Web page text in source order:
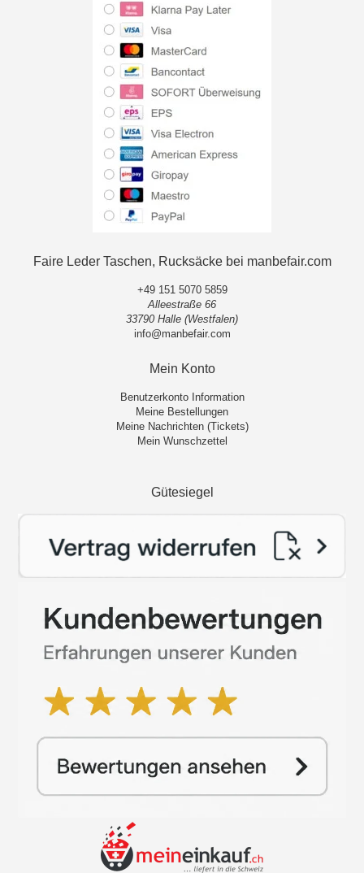
Faire Leder Taschen, Rucksäcke bei manbefair.com
+49 151 5070 5859
Alleestraße 66
33790 Halle (Westfalen)
info@manbefair.com
Mein Konto
Benutzerkonto Information
Meine Bestellungen
Meine Nachrichten (Tickets)
Mein Wunschzettel
Gütesiegel